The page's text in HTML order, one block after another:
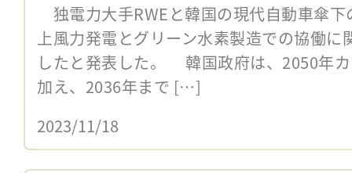
独電力大手RWEと韓国の現代自動車傘
上風力発電とグリーン水素製造での協働に
したと発表した。 韓国政府は、2050年
加え、2036年まで […]
2023/11/18